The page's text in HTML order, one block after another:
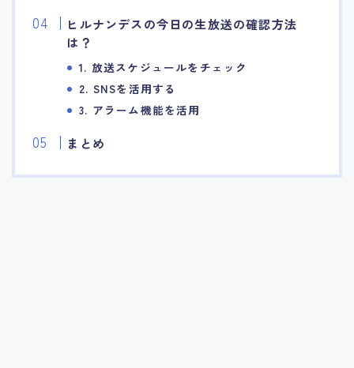
ヒルナンデスの今日の生放送の確認方法
は？
1. 放送スケジュールをチェック
2. SNSを活用する
3. アラーム機能を活用
まとめ